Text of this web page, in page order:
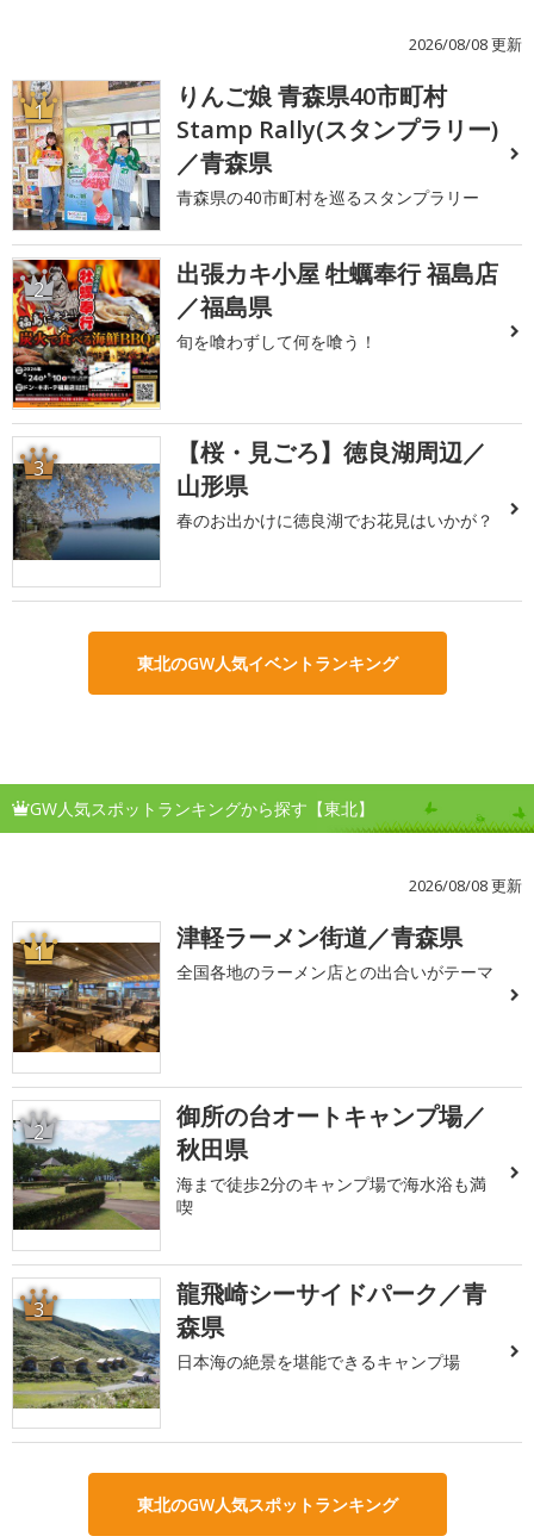
2026/08/08 更新
1
りんご娘 青森県40市町村
Stamp Rally(スタンプラリー)
／青森県
青森県の40市町村を巡るスタンプラリー
2
出張カキ小屋 牡蠣奉行 福島店
／福島県
旬を喰わずして何を喰う！
3
【桜・見ごろ】徳良湖周辺／
山形県
春のお出かけに徳良湖でお花見はいかが？
東北のGW人気イベントランキング
GW人気スポットランキングから探す【東北】
2026/08/08 更新
1 津軽ラーメン街道／青森県
全国各地のラーメン店との出合いがテーマ
2
御所の台オートキャンプ場／
秋田県
海まで徒歩2分のキャンプ場で海水浴も満
喫
3
龍飛崎シーサイドパーク／青
森県
日本海の絶景を堪能できるキャンプ場
東北のGW人気スポットランキング